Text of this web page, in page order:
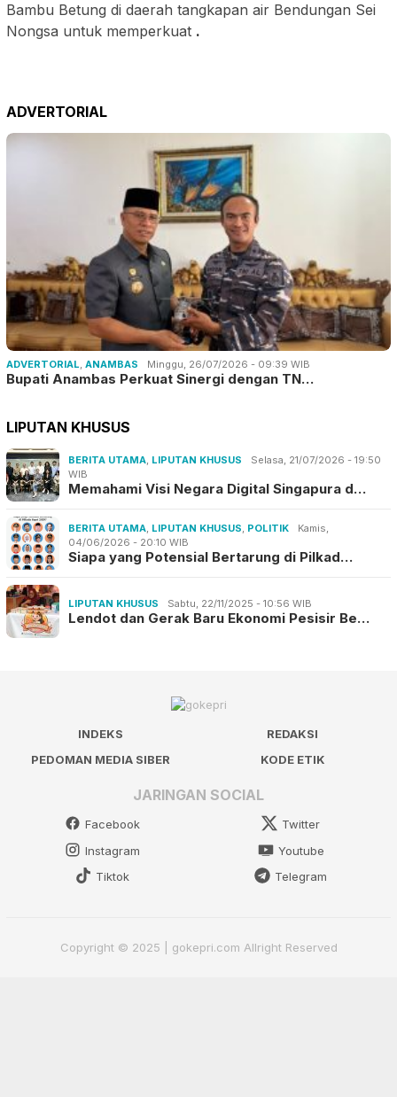
Bambu Betung di daerah tangkapan air Bendungan Sei
Nongsa untuk memperkuat .
ADVERTORIAL
ADVERTORIAL, ANAMBAS Minggu, 26/07/2026 - 09:39 WIB
Bupati Anambas Perkuat Sinergi dengan TN…
LIPUTAN KHUSUS
BERITA UTAMA, LIPUTAN KHUSUS
Selasa, 21/07/2026 - 19:50
WIB
Memahami Visi Negara Digital Singapura d…
BERITA UTAMA, LIPUTAN KHUSUS, POLITIK
Kamis,
04/06/2026 - 20:10 WIB
Siapa yang Potensial Bertarung di Pilkad…
LIPUTAN KHUSUS Sabtu, 22/11/2025 - 10:56 WIB
Lendot dan Gerak Baru Ekonomi Pesisir Be…
INDEKS
REDAKSI
PEDOMAN MEDIA SIBER
KODE ETIK
JARINGAN SOCIAL
Facebook
Twitter
Instagram
Youtube
Tiktok
Telegram
Copyright © 2025 | gokepri.com Allright Reserved